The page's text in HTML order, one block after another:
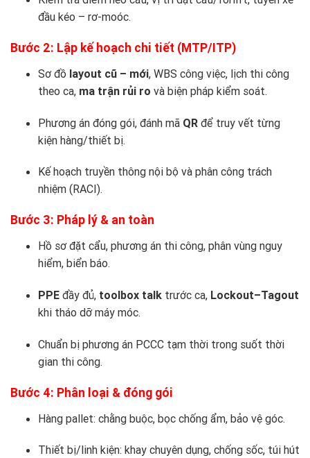
đầu kéo – rơ-moóc.
Bước 2: Lập kế hoạch chi tiết (MTP/ITP)
Sơ đồ layout cũ – mới, WBS công việc, lịch thi công
theo ca, ma trận rủi ro và biện pháp kiểm soát.
Phương án đóng gói, đánh mã QR để truy vết từng
kiện hàng/thiết bị.
Kế hoạch truyền thông nội bộ và phân công trách
nhiệm (RACI).
Bước 3: Pháp lý & an toàn
Hồ sơ đặt cẩu, phương án thi công, phân vùng nguy
hiểm, biển báo.
PPE đầy đủ, toolbox talk trước ca, Lockout–Tagout
khi tháo dỡ máy móc.
Chuẩn bị phương án PCCC tạm thời trong suốt thời
gian thi công.
Bước 4: Phân loại & đóng gói
Hàng pallet: chằng buộc, bọc chống ẩm, bảo vệ góc.
Thiết bị/linh kiện: khay chuyên dụng, chống sốc, túi hút